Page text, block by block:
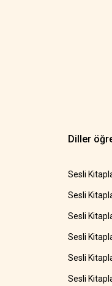
Diller
Sesli
Sesli
Sesli
Sesli
Sesli
Sesli